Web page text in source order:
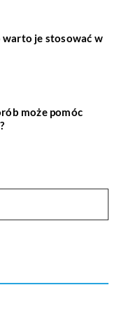
warto je stosować w
może pomóc